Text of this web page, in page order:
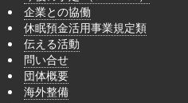
企業との協働
休眠預金活用事業規定類
伝える活動
問い合せ
団体概要
海外整備